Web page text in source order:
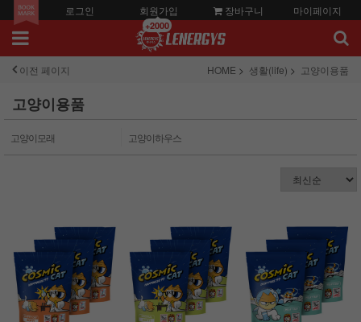
로그인 회원가입
+2000
장바구니 마이페이지
이전 페이지 HOME 생활(life) 고양이용품
고양이용품
고양이모래 고양이하우스